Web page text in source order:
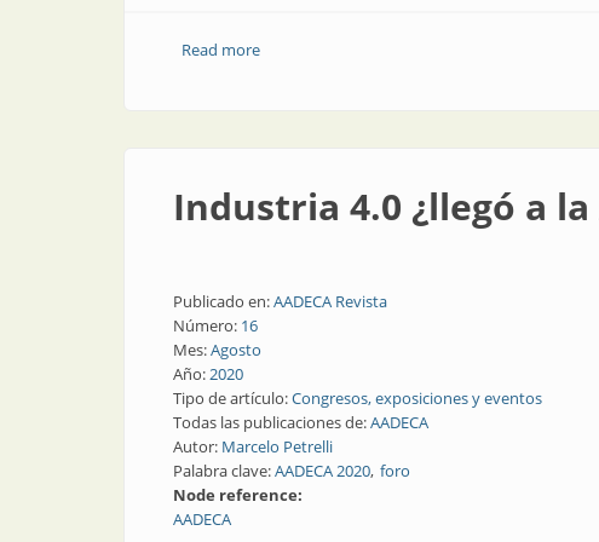
Read moreabout Minería 4.0
Industria 4.0 ¿llegó a
Publicado en:AADECA Revista
Número: 16
Mes:Agosto
Año:2020
Tipo de artículo:Congresos, exposiciones y eventos
Todas las publicaciones de:AADECA
Autor: Marcelo Petrelli
Palabra clave:AADECA 2020 foro
Node reference:
AADECA